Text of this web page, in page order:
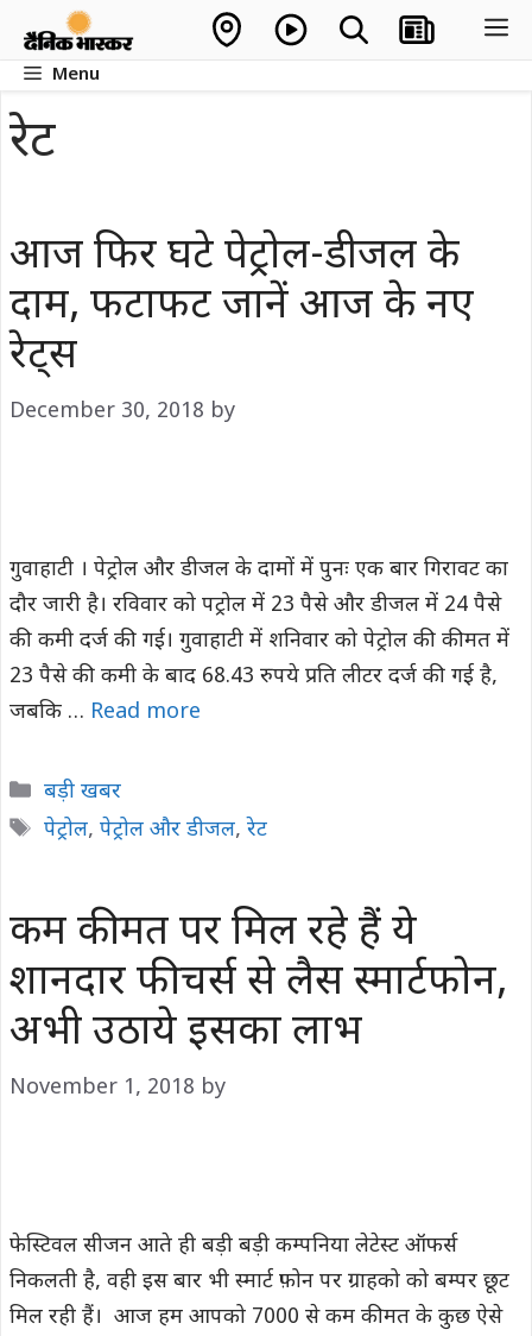
contentMenu
रेट
आज फिर घटे पेट्रोल-डीजल के
दाम, फटाफट जानें आज के नए
रेट्स
December 30, 2018 by
गुवाहाटी । पेट्रोल और डीजल के दामों में पुनः एक बार गिरावट का
दौर जारी है। रविवार को पट्रोल में 23 पैसे और डीजल में 24 पैसे
की कमी दर्ज की गई। गुवाहाटी में शनिवार को पेट्रोल की कीमत में
23 पैसे की कमी के बाद 68.43 रुपये प्रति लीटर दर्ज की गई है,
जबकि … Read more
Categories
बड़ी खबर
Tags
पेट्रोल, पेट्रोल और डीजल, रेट
कम कीमत पर मिल रहे हैं ये
शानदार फीचर्स से लैस स्मार्टफोन,
अभी उठाये इसका लाभ
November 1, 2018 by
फेस्टिवल सीजन आते ही बड़ी बड़ी कम्पनिया लेटेस्ट ऑफर्स
निकलती है, वही इस बार भी स्मार्ट फ़ोन पर ग्राहको को बम्पर छूट
मिल रही हैं। आज हम आपको 7000 से कम कीमत के कुछ ऐसे